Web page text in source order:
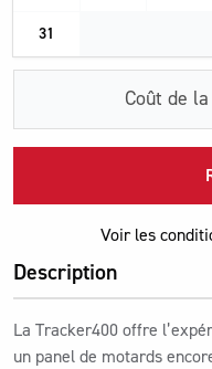
31
Coût de
Voir les
Description
La Tracker400 offre
un panel de motards